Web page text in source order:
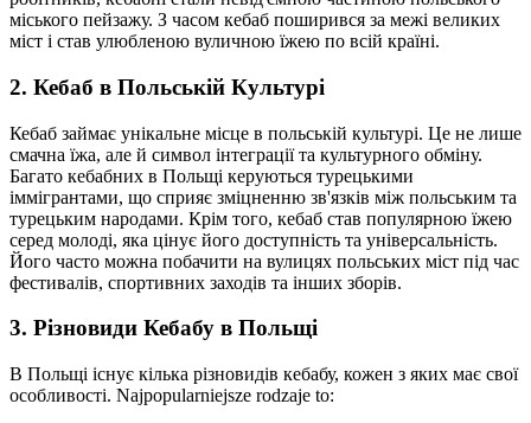
міського пейзажу. З часом кебаб поширився за межі великих
міст і став улюбленою вуличною їжею по всій країні.
2. Кебаб в Польській Культурі
Кебаб займає унікальне місце в польській культурі. Це не лише
смачна їжа, але й символ інтеграції та культурного обміну.
Багато кебабних в Польщі керуються турецькими
іммігрантами, що сприяє зміцненню зв'язків між польським та
турецьким народами. Крім того, кебаб став популярною їжею
серед молоді, яка цінує його доступність та універсальність.
Його часто можна побачити на вулицях польських міст під час
фестивалів, спортивних заходів та інших зборів.
3. Різновиди Кебабу в Польщі
В Польщі існує кілька різновидів кебабу, кожен з яких має свої
особливості. Najpopularniejsze rodzaje to: